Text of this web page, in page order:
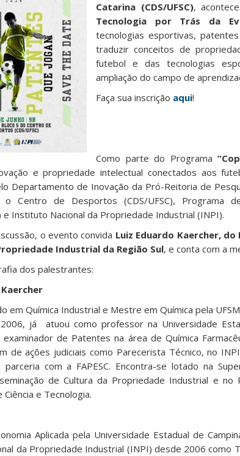
Catarina (CDS/UFSC),
Tecnologia por Trás da
tecnologias esportivas,
traduzir conceitos de
futebol e das tecnologias
ampliação do campo de
Faça sua inscrição aqui!
Como parte do Programa
e propriedade intelectual conectados aos
Departamento de Inovação da Pró-Reitoria de
Centro de Desportos (CDS/UFSC), Programa
e Instituto Nacional da Propriedade Industrial (INPI).
o evento convida Luiz Eduardo Kaercher,
Industrial da Região Sul, e conta com a
dos palestrantes:
em Química Industrial e Mestre em Química pela
já atuou como professor na Universidade
de Patentes na área de Química
de ações judiciais como Parecerista Técnico, no
parceria com a FAPESC. Encontra-se lotado na
de Cultura da Propriedade Industrial e
e Tecnologia.
Aplicada pela Universidade Estadual de
da Propriedade Industrial (INPI) desde 2006 como